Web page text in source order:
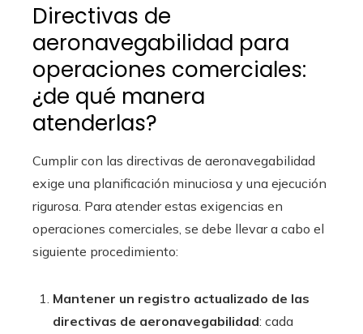
Directivas de
aeronavegabilidad para
operaciones comerciales:
¿de qué manera
atenderlas?
Cumplir con las directivas de aeronavegabilidad
exige una planificación minuciosa y una ejecución
rigurosa. Para atender estas exigencias en
operaciones comerciales, se debe llevar a cabo el
siguiente procedimiento:
Mantener un registro actualizado de las
directivas de aeronavegabilidad: cada